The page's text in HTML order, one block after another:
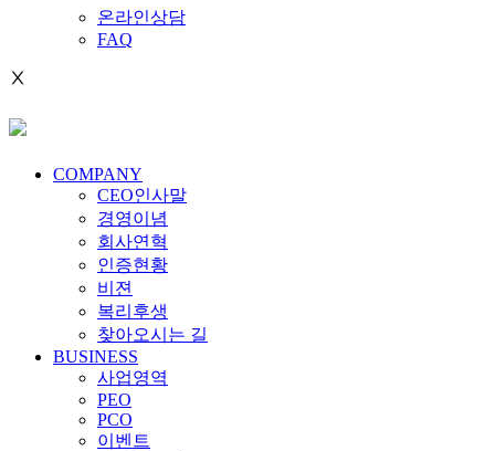
온라인상담
FAQ
Ⅹ
COMPANY
CEO인사말
경영이념
회사연혁
인증현황
비젼
복리후생
찾아오시는 길
BUSINESS
사업영역
PEO
PCO
이벤트